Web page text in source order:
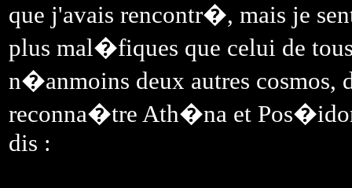
que j'avais rencontr�, mais je
plus mal�fiques que celui de
n�anmoins deux autres
reconna�tre Ath�na et
dis :